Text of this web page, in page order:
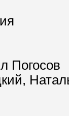
Погосов